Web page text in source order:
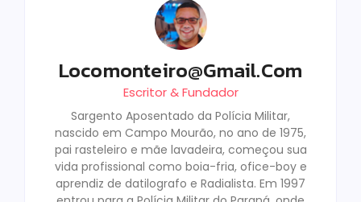
Locomonteiro@gmail.com
Escritor & Fundador
Sargento Aposentado da Polícia Militar,
nascido em Campo Mourão, no ano de 1975,
pai rasteleiro e mãe lavadeira, começou sua
vida profissional como boia-fria, ofice-boy e
aprendiz de datilografo e Radialista. Em 1997